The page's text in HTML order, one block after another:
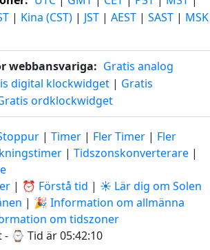
| Kina (CST) | JST | AEST | SAST | MSK
webbansvariga: Gratis analog
digital klockwidget | Gratis
ordklockwidget
| Timer | Fler Timer | Fler
| Tidszonskonverterare |
| ⏰ Förstå tid | ☀️ Lär dig om Solen
| 🎉 Information om allmänna
om tidszoner
- ⌚ Tid är 05:42:11